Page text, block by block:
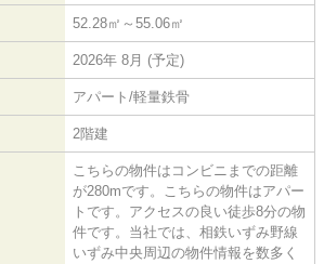
52.28㎡～55.06㎡
2026年 8月 (予定)
アパート/軽量鉄骨
2階建
こちらの物件はコンビニまでの距離
が280mです。こちらの物件はアパー
トです。アクセスの良い徒歩8分の物
件です。当社では、相鉄いずみ野線
いずみ中央周辺の物件情報を数多く